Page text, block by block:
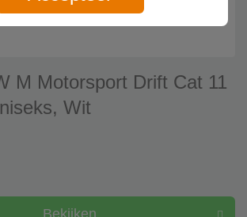
M Motorsport Drift Cat 11
Wit
Bekijken